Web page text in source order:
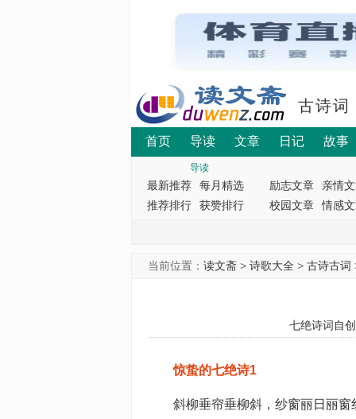
古诗词
首页 导读 文章 日记 故事
导读
最新推荐
每月精选
推荐排行
获赞排行
励志文章 亲情
校园文章
情感
当前位置： 读文斋> 诗歌大全> 古诗古词
七绝诗词自创
惊蛰的七绝诗1
斜柳垂帘垂柳斜，纱窗丽日丽窗